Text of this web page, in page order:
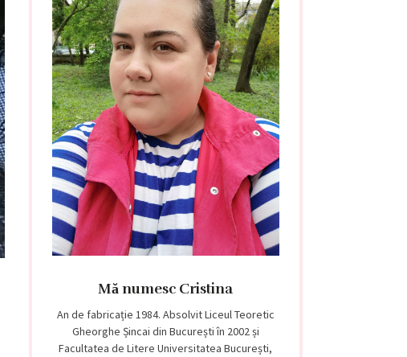
Mă numesc Cristina
An de fabricație 1984. Absolvit Liceul Teoretic
Gheorghe Șincai din București în 2002 și
Facultatea de Litere Universitatea București,